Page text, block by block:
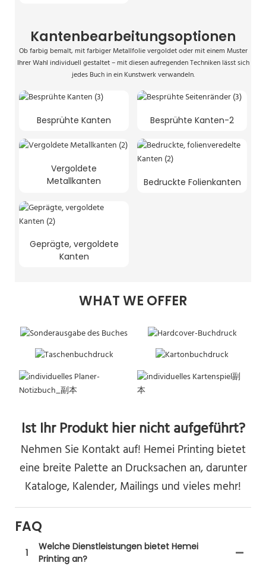
Kantenbearbeitungsoptionen
Ob farbig bemalt, mit farbiger Metallfolie vergoldet oder mit einem Muster
Ihrer Wahl individuell gestaltet – mit diesen aufregenden Techniken lässt sich
jedes Buch in ein Kunstwerk verwandeln.
Besprühte Kanten Besprühte Kanten-2
Vergoldete
Metallkanten
Bedruckte Folienkanten
Geprägte, vergoldete
Kanten
WHAT WE OFFER
Ist Ihr Produkt hier nicht aufgeführt?
Nehmen Sie Kontakt auf! Hemei Printing bietet
eine breite Palette an Drucksachen an, darunter
Kataloge, Kalender, Mailings und vieles mehr!
FAQ
1
Welche Dienstleistungen bietet Hemei
Printing an?